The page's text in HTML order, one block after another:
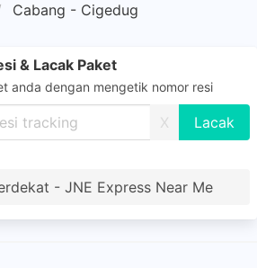
Cabang - Cigedug
& Lacak Paket
anda dengan mengetik nomor resi
X
- JNE Express Near Me